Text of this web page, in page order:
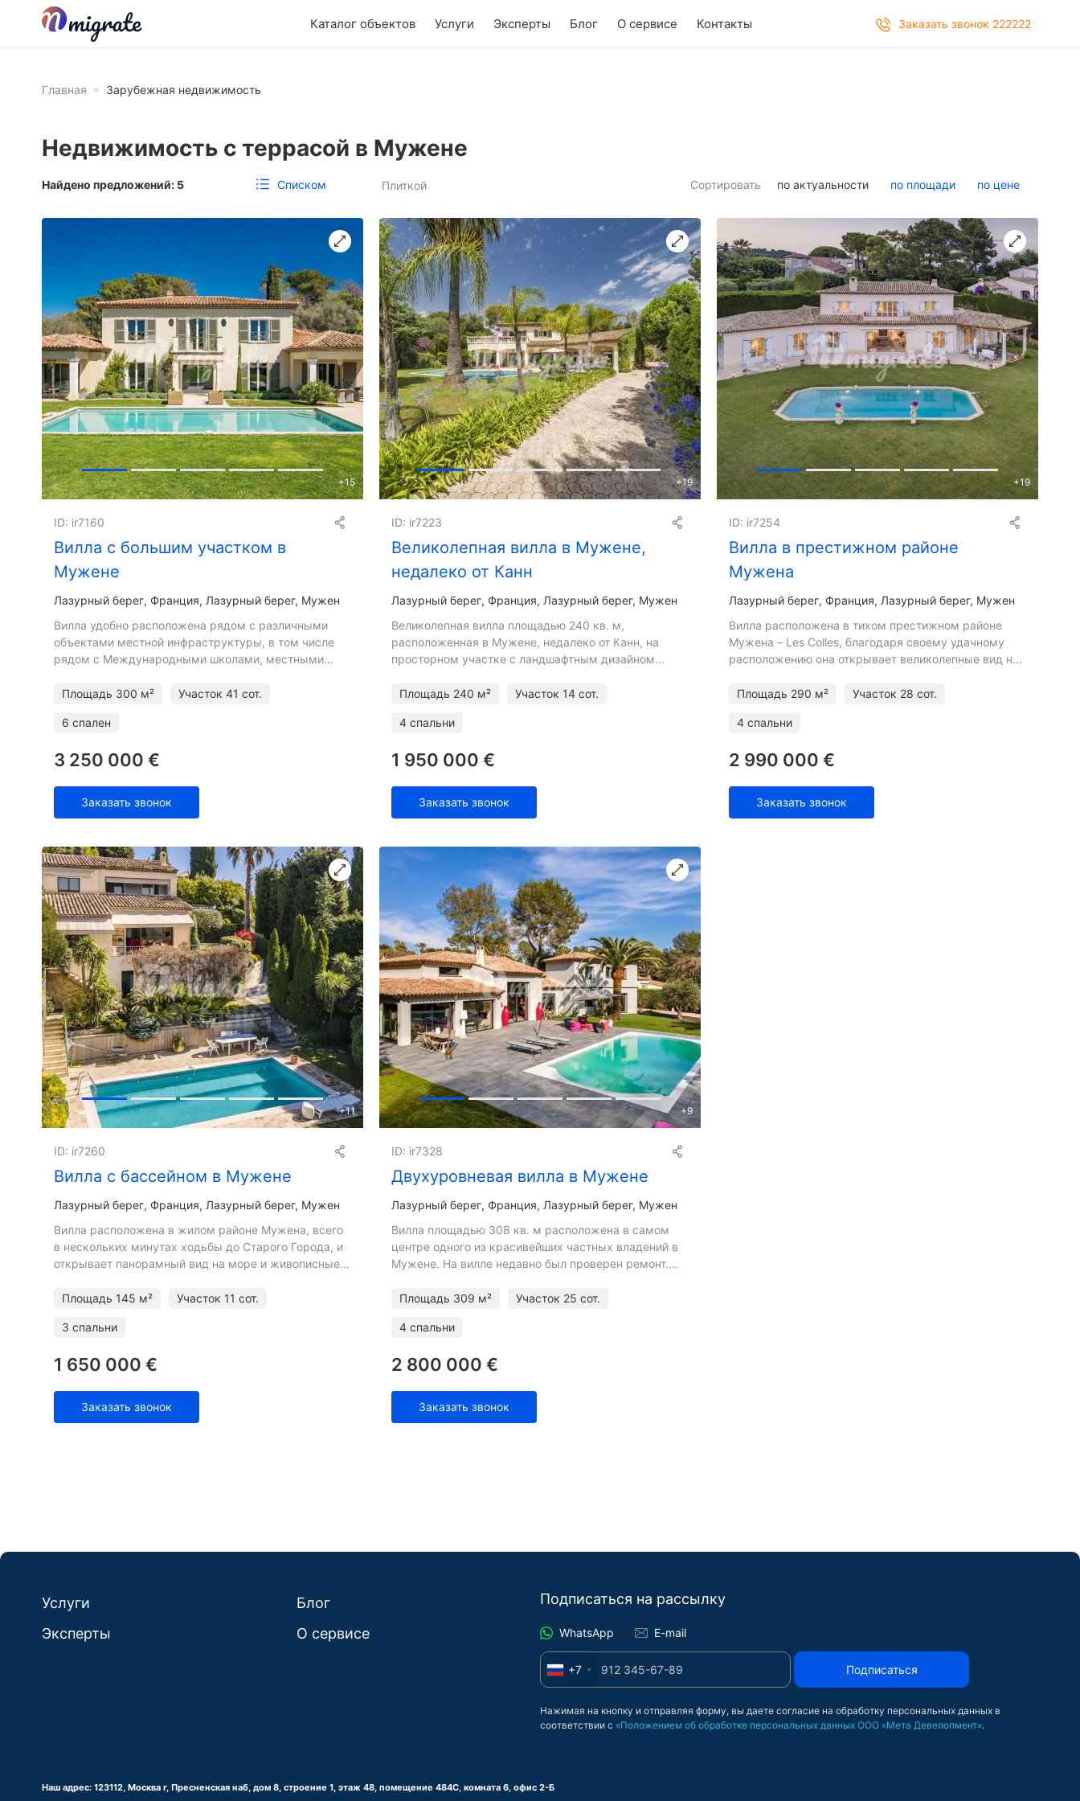
Каталог объектов Услуги Эксперты Блог О сервисе Контакты Заказать звонок 222222
Главная Зарубежная недвижимость
Недвижимость с террасой в Мужене
Найдено предложений: 5 Списком Плиткой Сортировать по актуальности по площади по цене
+15
Вилла с большим участком в
Мужене
ID: ir7160
Лазурный берег Франция, Лазурный берег, Мужен
Вилла удобно расположена рядом с различными
объектами местной инфраструктуры, в том числе
рядом с Международными школами, местными
идеальным семейным домом и
Площадь 300 м² Участок 41 сот.
6 спален
3 250 000 €
Заказать звонок
+19
Великолепная вилла в Мужене,
недалеко от Канн
ID: ir7223
Лазурный берег Франция, Лазурный берег, Мужен
Великолепная вилла площадью 240 кв. м,
расположенная в Мужене, недалеко от Канн, на
просторном участке с ландшафтным дизайном
расположены две кухни, гостиная
Площадь 240 м² Участок 14 сот.
4 спальни
1 950 000 €
Заказать звонок
+19
Вилла в престижном районе
Мужена
ID: ir7254
Лазурный берег Франция, Лазурный берег, Мужен
Вилла расположена в тихом престижном районе
Мужена – Les Colles, благодаря своему удачному
расположению она открывает великолепные вид на
большая гостина
Площадь 290 м² Участок 28 сот.
4 спальни
2 990 000 €
Заказать звонок
+11
Вилла с бассейном в Мужене
ID: ir7260
Лазурный берег Франция, Лазурный берег, Мужен
Вилла расположена в жилом районе Мужена, всего
в нескольких минутах ходьбы до Старого Города, и
открывает панорамный вид на море и живописные
с 3 ванны
Площадь 145 м² Участок 11 сот.
3 спальни
1 650 000 €
Заказать звонок
+9
Двухуровневая вилла в Мужене
ID: ir7328
Лазурный берег Франция, Лазурный берег, Мужен
Вилла площадью 308 кв. м расположена в самом
центре одного из красивейших частных владений в
Мужене. На вилле недавно был проверен ремонт.
из двухуровнев
Площадь 309 м² Участок 25 сот.
4 спальни
2 800 000 €
Заказать звонок
Услуги
Эксперты
Блог
О сервисе
Подписаться на рассылку
WhatsApp E-mail
+7 Подписаться
Нажимая на кнопку и отправляя форму, вы даете согласие на обработку персональных данных в
соответствии с «Положением об обработке персональных данных ООО «Мета Девелопмент».
Наш адрес: 123112, Москва г, Пресненская наб, дом 8, строение 1, этаж 48, помещение 484С, комната 6, офис 2-Б